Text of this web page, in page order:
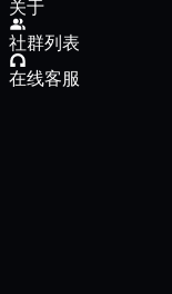
关于
社群列表
在线客服